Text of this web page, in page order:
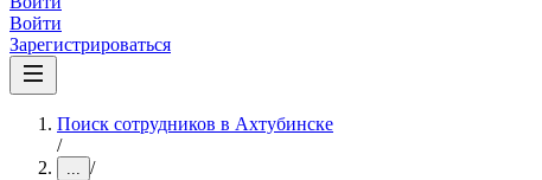
Войти
Зарегистрироваться
Поиск сотрудников в Ахтубинске
/
... /